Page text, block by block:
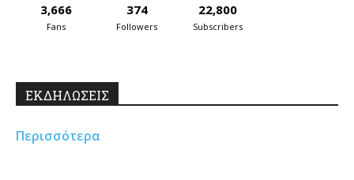
3,666
Fans
374
Followers
22,800
Subscribers
ΕΚΔΗΛΩΣΕΙΣ
Περισσότερα